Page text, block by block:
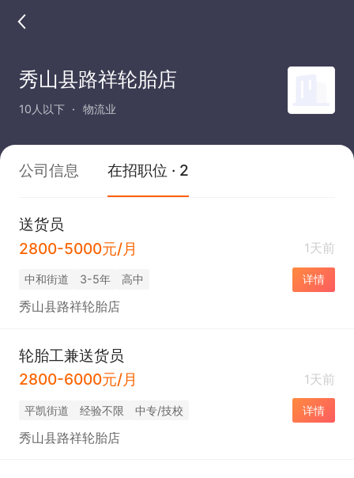
秀山县路祥轮胎店
10人以下 物流业
公司信息 在招职位 · 2
送货员
2800-5000元/月
1天前
中和街道 3-5年 高中 详情
秀山县路祥轮胎店
轮胎工兼送货员
2800-6000元/月
1天前
平凯街道 经验不限 中专/技校 详情
秀山县路祥轮胎店